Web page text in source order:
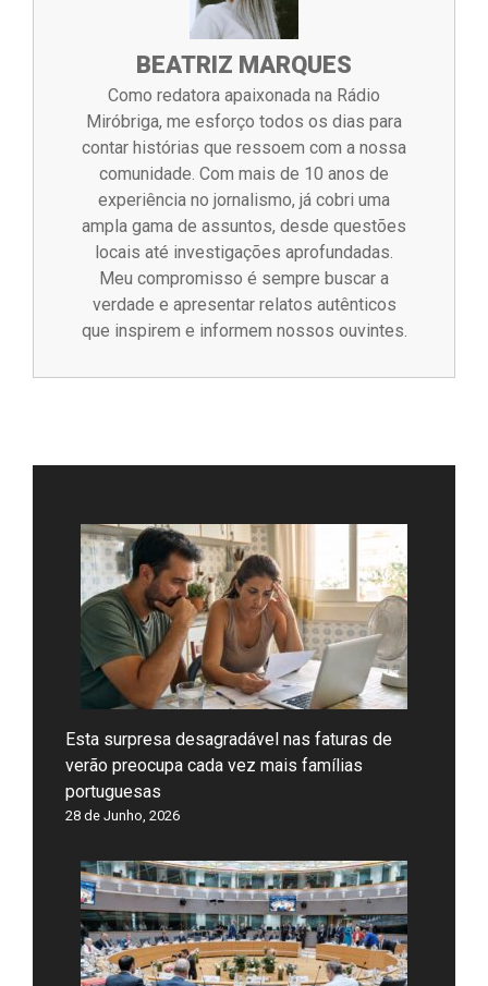
BEATRIZ MARQUES
Como redatora apaixonada na Rádio
Miróbriga, me esforço todos os dias para
contar histórias que ressoem com a nossa
comunidade. Com mais de 10 anos de
experiência no jornalismo, já cobri uma
ampla gama de assuntos, desde questões
locais até investigações aprofundadas.
Meu compromisso é sempre buscar a
verdade e apresentar relatos autênticos
que inspirem e informem nossos ouvintes.
Esta surpresa desagradável nas faturas de
verão preocupa cada vez mais famílias
portuguesas
28 de Junho, 2026